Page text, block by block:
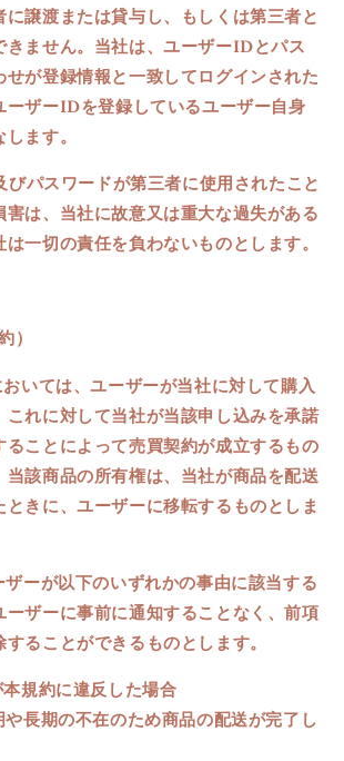
に譲渡または貸与し、もしくは第三者と
きません。当社は、ユーザーIDとパス
せが登録情報と一致してログインされた
ーザーIDを登録しているユーザー自身
ます。
パスワードが第三者に使用されたこと
害は、当社に故意又は重大な過失がある
一切の責任を負わないものとします。
）
いては、ユーザーが当社に対して購入
これに対して当社が当該申し込みを承諾
ることによって売買契約が成立するもの
当該商品の所有権は、当社が商品を配送
きに、ユーザーに移転するものとしま
ーが以下のいずれかの事由に該当する
ーザーに事前に通知することなく、前項
ることができるものとします。
規約に違反した場合
や長期の不在のため商品の配送が完了し